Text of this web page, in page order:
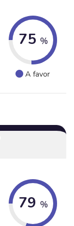
75 %
A favor
79 %